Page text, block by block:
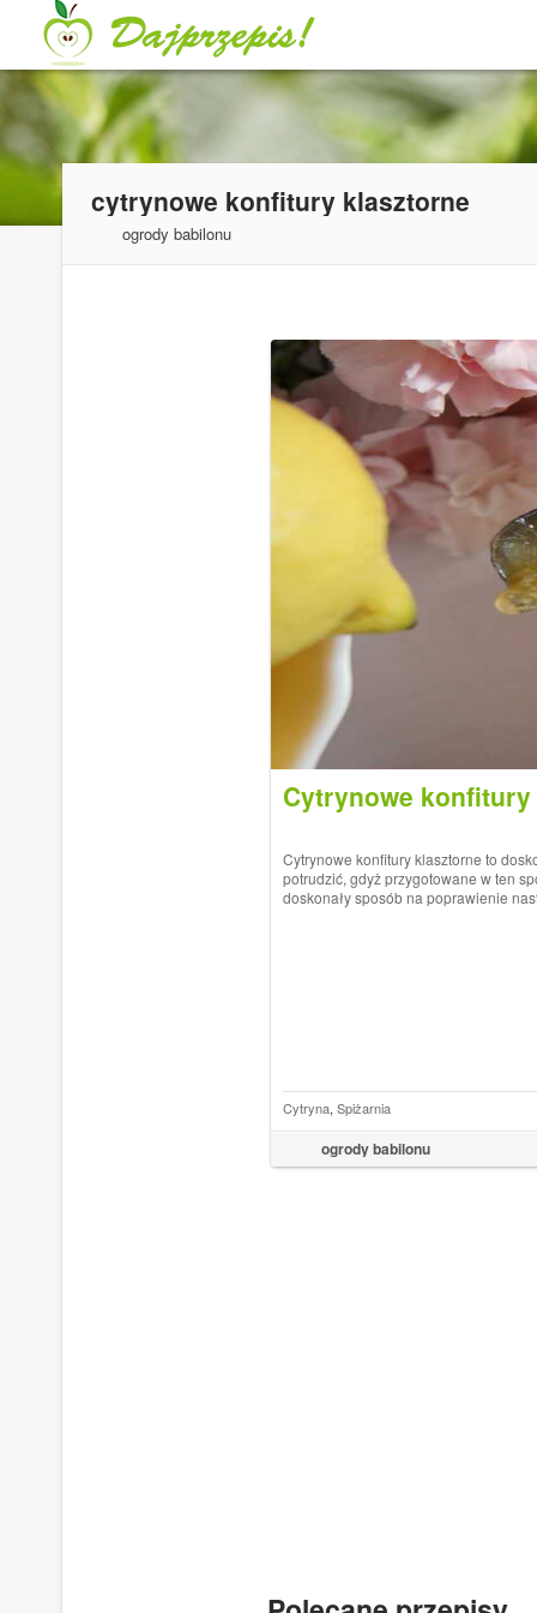
cytrynowe konfitury klasztorne
ogrody babilonu
Cytrynowe
Cytrynowe konfitury klasztorne to
potrudzić, gdyż przygotowane w ten
doskonały sposób na poprawienie
ogrody babilonu
Cytryna, Spiżarnia